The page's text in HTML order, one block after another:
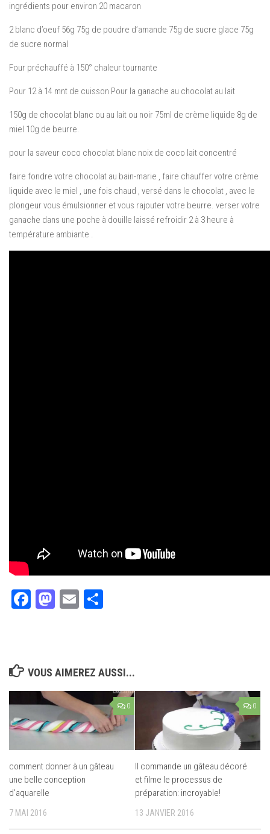
ingrédients pour environ 20 macaron
2 blanc d’oeuf 56g 75g de poudre d’amande 75g de sucre glace 75g
de sucre normal
Four préchauffé à 150° chaleur tournante
Pour 12 à 14 mnt de cuisson Pour la ganache au chocolat au lait
150g de chocolat blanc ou au lait ou noir 75ml de crème liquide 8g de
miel 10g de beurre.
pour la saveur coco chocolat blanc noix de coco lait concentré
faire fondre votre chocolat au bain-marie , faire chauffer votre crème
liquide avec le miel , une fois chaud , versé dans le chocolat , avec le
plongeur vous émulsionner et vous rajouter votre beurre. verser votre
ganache dans une poche à douille laissé refroidir 2 à 3 heure à
température ambiante .
Facebook
Mastodon
Email
VOUS AIMEREZ AUSSI...
0
comment donner à un gâteau
une belle conception
d’aquarelle
7 MAI 2016
0
Il commande un gâteau décoré
et filme le processus de
préparation: incroyable!
13 JANVIER 2016